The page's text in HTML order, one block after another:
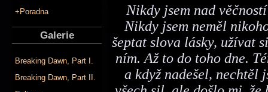
+Poradna
Galerie
Breaking Dawn, Part I.
Breaking Dawn, Part II.
Nikdy jsem nad
Nikdy jsem neměl
šeptat slova lásky, užívat
ním. Až to do toho dne.
a když nadešel, nechtěl